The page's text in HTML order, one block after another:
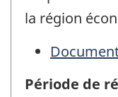
la région
Période de